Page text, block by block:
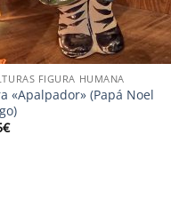
FIGURA HUMANA
«Apalpador» (Papá Noel
€